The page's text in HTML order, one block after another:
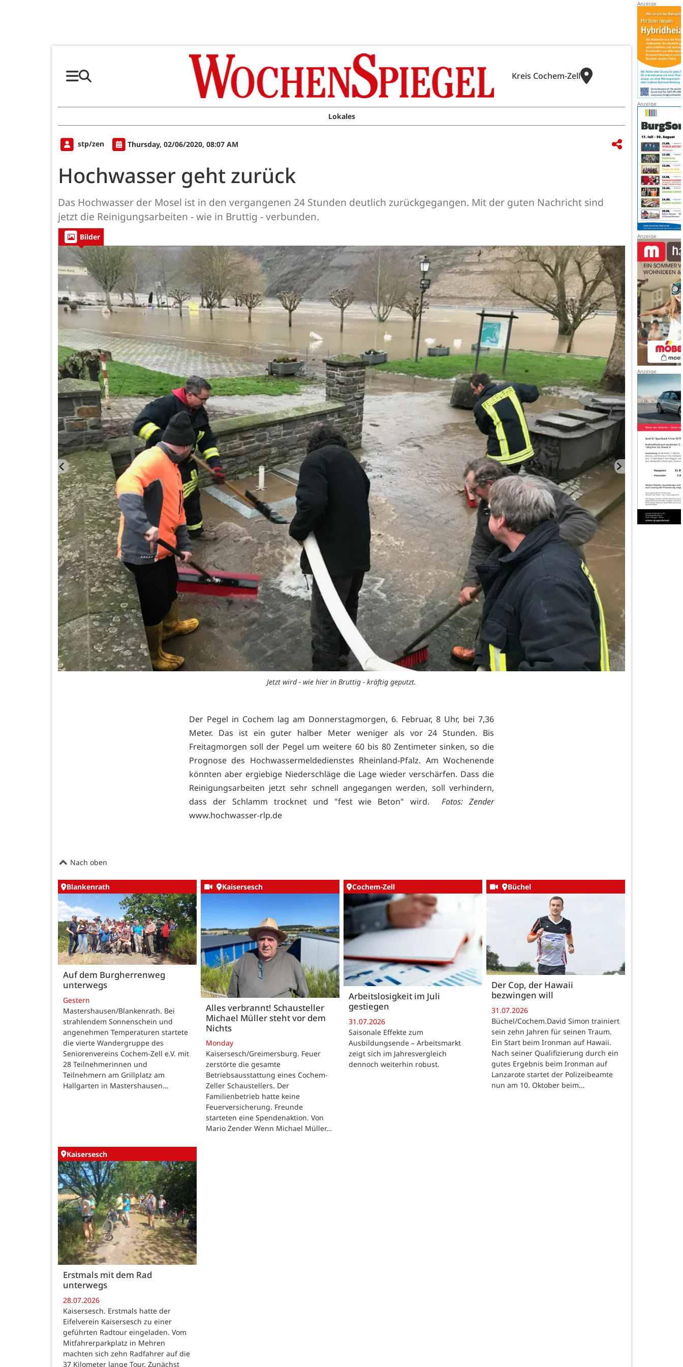
Kreis Cochem-Zell
Lokales
stp/zen Thursday, 02/06/2020, 08:07 AM
Hochwasser geht zurück
Das Hochwasser der Mosel ist in den vergangenen 24 Stunden deutlich zurückgegangen. Mit der guten Nachricht sind
jetzt die Reinigungsarbeiten - wie in Bruttig - verbunden.
Bilder
Jetzt wird - wie hier in Bruttig - kräftig geputzt.
Der Pegel in Cochem lag am Donnerstagmorgen, 6. Februar, 8 Uhr, bei 7,36
Meter. Das ist ein guter halber Meter weniger als vor 24 Stunden. Bis
Freitagmorgen soll der Pegel um weitere 60 bis 80 Zentimeter sinken, so die
Prognose des Hochwassermeldedienstes Rheinland-Pfalz. Am Wochenende
könnten aber ergiebige Niederschläge die Lage wieder verschärfen. Dass die
Reinigungsarbeiten jetzt sehr schnell angegangen werden, soll verhindern,
dass der Schlamm trocknet und "fest wie Beton" wird.Fotos: Zender
www.hochwasser-rlp.de
Nach oben
Blankenrath
Auf dem Burgherrenweg
unterwegs
Gestern
Mastershausen/Blankenrath. Bei
strahlendem Sonnenschein und
angenehmen Temperaturen startete
die vierte Wandergruppe des
Seniorenvereins Cochem-Zell e.V. mit
28 Teilnehmerinnen und
Teilnehmern am Grillplatz am
Hallgarten in Mastershausen…
Kaisersesch
Alles verbrannt! Schausteller
Michael Müller steht vor dem
Nichts
Monday
Kaisersesch/Greimersburg. Feuer
zerstörte die gesamte
Betriebsausstattung eines Cochem-
Zeller Schaustellers. Der
Familienbetrieb hatte keine
Feuerversicherung. Freunde
starteten eine Spendenaktion. Von
Mario Zender Wenn Michael Müller…
Cochem-Zell
Arbeitslosigkeit im Juli
gestiegen
31.07.2026
Saisonale Effekte zum
Ausbildungsende – Arbeitsmarkt
zeigt sich im Jahresvergleich
dennoch weiterhin robust.
Büchel
Der Cop, der Hawaii
bezwingen will
31.07.2026
Büchel/Cochem.David Simon trainiert
sein zehn Jahren für seinen Traum.
Ein Start beim Ironman auf Hawaii.
Nach seiner Qualifizierung durch ein
gutes Ergebnis beim Ironman auf
Lanzarote startet der Polizeibeamte
nun am 10. Oktober beim…
Kaisersesch
Erstmals mit dem Rad
unterwegs
28.07.2026
Kaisersesch. Erstmals hatte der
Eifelverein Kaisersesch zu einer
geführten Radtour eingeladen. Vom
Mitfahrerparkplatz in Mehren
machten sich zehn Radfahrer auf die
37 Kilometer lange Tour. Zunächst